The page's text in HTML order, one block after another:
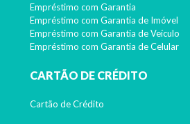
Empréstimo com Garantia
Empréstimo com Garantia de Imóvel
Empréstimo com Garantia de Veículo
Empréstimo com Garantia de Celular
CARTÃO DE CRÉDITO
Cartão de Crédito